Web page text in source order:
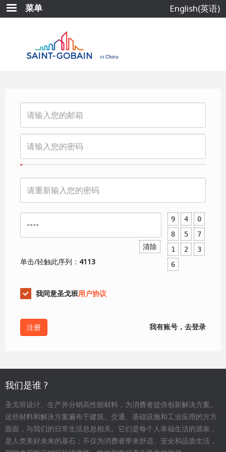
跳
转
菜单 English(英语)
清除
9 4
0
8
5
7
1
2
3
6
单击/轻触此序列： 4113
我同意圣戈班用户协议
我有账号，去登录
我们是谁 ?
圣戈班设计、生产并分销高性能材料，为消费者提供创新解决方案。
这些材料和解决方案遍布于建筑、交通、基础设施和工业应用的方方
面面，与我们的日常生活息息相关。它们是每个人幸福生活的源泉，
是人类美好未来的基石；不仅为消费者带来舒适、安全和品质生活，